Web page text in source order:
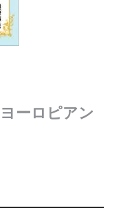
ーロピアン